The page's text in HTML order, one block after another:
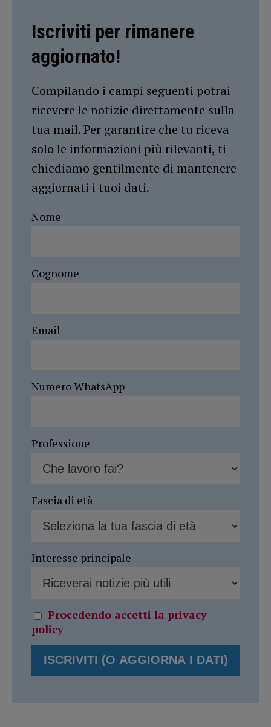
Iscriviti per rimanere
aggiornato!
Compilando i campi seguenti potrai
ricevere le notizie direttamente sulla
tua mail. Per garantire che tu riceva
solo le informazioni più rilevanti, ti
chiediamo gentilmente di mantenere
aggiornati i tuoi dati.
Nome
Cognome
Email
Numero WhatsApp
Professione
Fascia di età
Interesse principale
Procedendo accetti la privacy
policy